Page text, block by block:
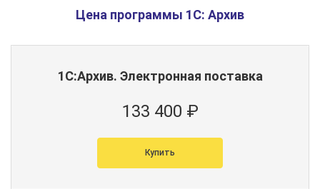
Цена программы 1С: Архив
1С:Архив. Электронная поставка
133 400 ₽
Купить